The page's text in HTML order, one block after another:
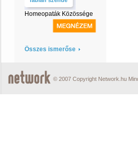
Homeopaták Közössége
Összes ismerőse
© 2007 Copyright Network.hu